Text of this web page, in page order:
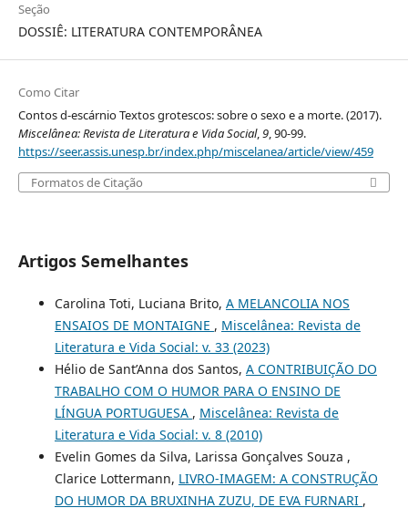
Seção
DOSSIÊ: LITERATURA CONTEMPORÂNEA
Como Citar
Contos d-escárnio Textos grotescos: sobre o sexo e a morte. (2017).
Miscelânea: Revista de Literatura e Vida Social,9, 90-99.
https://seer.assis.unesp.br/index.php/miscelanea/article/view/459
Formatos de Citação
Artigos Semelhantes
Carolina Toti, Luciana Brito, A MELANCOLIA NOS
ENSAIOS DE MONTAIGNE , Miscelânea: Revista de
Literatura e Vida Social: v. 33 (2023)
Hélio de Sant’Anna dos Santos, A CONTRIBUIÇÃO DO
TRABALHO COM O HUMOR PARA O ENSINO DE
LÍNGUA PORTUGUESA , Miscelânea: Revista de
Literatura e Vida Social: v. 8 (2010)
Evelin Gomes da Silva, Larissa Gonçalves Souza ,
Clarice Lottermann, LIVRO-IMAGEM: A CONSTRUÇÃO
DO HUMOR DA BRUXINHA ZUZU, DE EVA FURNARI ,